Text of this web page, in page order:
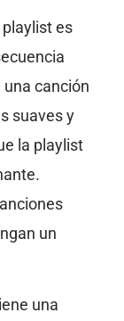
es
una canción
suaves y
la playlist
un
una